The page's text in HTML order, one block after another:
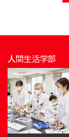
人間生活学部